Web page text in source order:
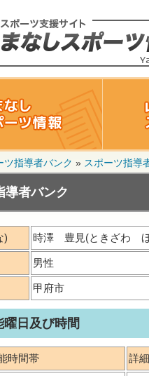
ツ指導者バンク » スポーツ指導
導者バンク
) 時澤 豊見(ときざわ
男性
甲府市
日及び時間
時間帯 詳